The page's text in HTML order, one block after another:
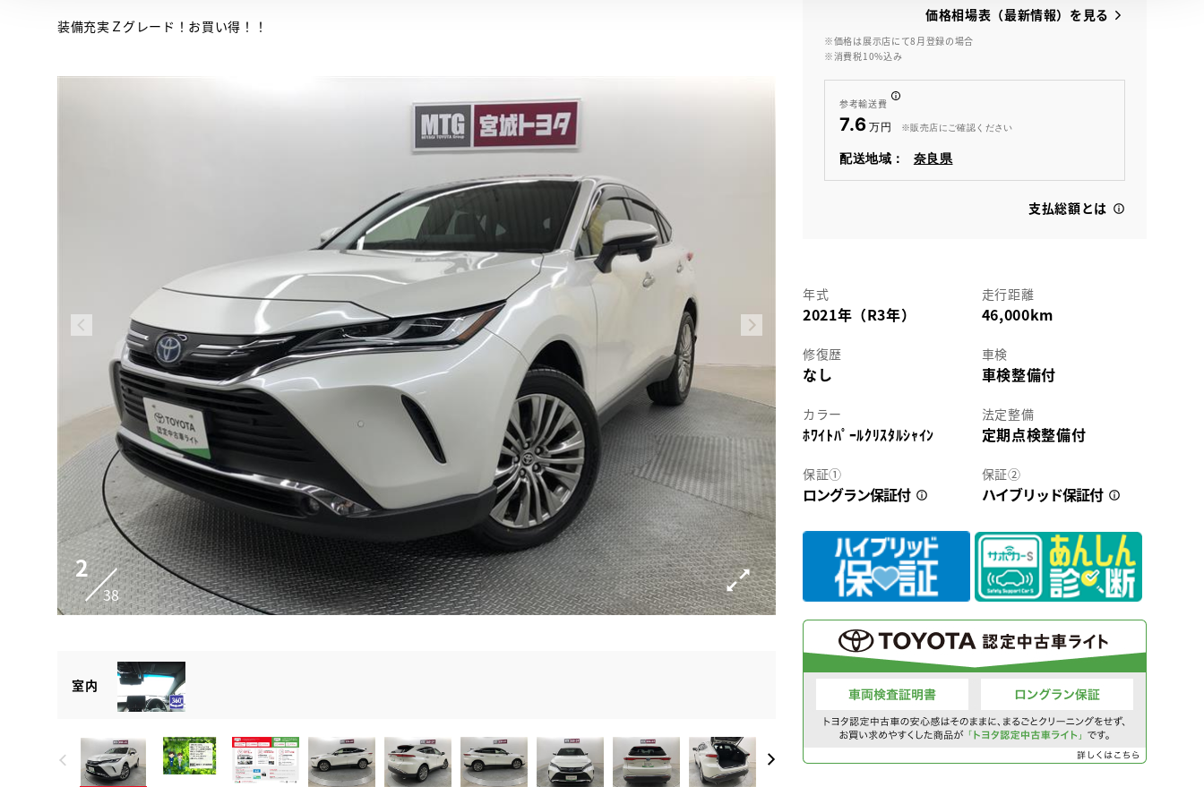
装備充実Ｚグレード！お買い得！！
2
38
3
室内
価格相場表（最新情報）を見る
※価格は展示店にて8月登録の場合
※消費税10%込み
参考輸送費
7.6 ※販売店にご確認ください
配送地域： 奈良県
支払総額とは
年式
2021年（R3年）
走行距離
46,000km
修復歴
なし
車検
車検整備付
カラー
ﾎﾜｲﾄﾊﾟｰﾙｸﾘｽﾀﾙｼｬｲﾝ
法定整備
定期点検整備付
保証①
ロングラン保証付
保証②
ハイブリッド保証付